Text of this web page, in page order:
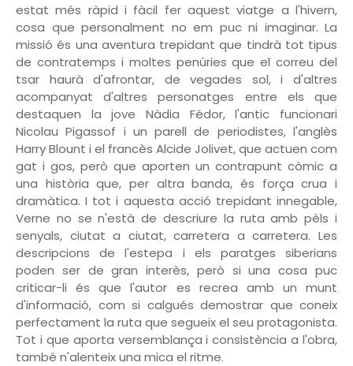
estat més ràpid i fàcil fer aquest viatge a l'hivern,
cosa que personalment no em puc ni imaginar. La
missió és una aventura trepidant que tindrà tot tipus
de contratemps i moltes penúries que el correu del
tsar haurà d'afrontar, de vegades sol, i d'altres
acompanyat d'altres personatges entre els que
destaquen la jove Nàdia Fédor, l'antic funcionari
Nicolau Pigassof i un parell de periodistes, l'anglès
Harry Blount i el francès Alcide Jolivet, que actuen com
gat i gos, però que aporten un contrapunt còmic a
una història que, per altra banda, és força crua i
dramàtica. I tot i aquesta acció trepidant innegable,
Verne no se n'està de descriure la ruta amb pèls i
senyals, ciutat a ciutat, carretera a carretera. Les
descripcions de l'estepa i els paratges siberians
poden ser de gran interès, però si una cosa puc
criticar-li és que l'autor es recrea amb un munt
d'informació, com si calgués demostrar que coneix
perfectament la ruta que segueix el seu protagonista.
Tot i que aporta versemblança i consistència a l'obra,
també n'alenteix una mica el ritme.